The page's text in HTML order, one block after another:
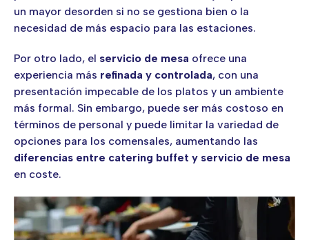
un mayor desorden si no se gestiona bien o la
necesidad de más espacio para las estaciones.
Por otro lado, el servicio de mesa ofrece una
experiencia más refinada y controlada, con una
presentación impecable de los platos y un ambiente
más formal. Sin embargo, puede ser más costoso en
términos de personal y puede limitar la variedad de
opciones para los comensales, aumentando las
diferencias entre catering buffet y servicio de mesa
en coste.